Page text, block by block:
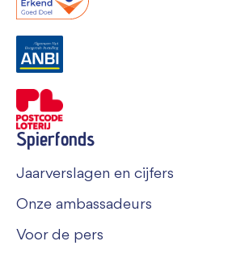
Spierfonds
Jaarverslagen en cijfers
Onze ambassadeurs
Voor de pers